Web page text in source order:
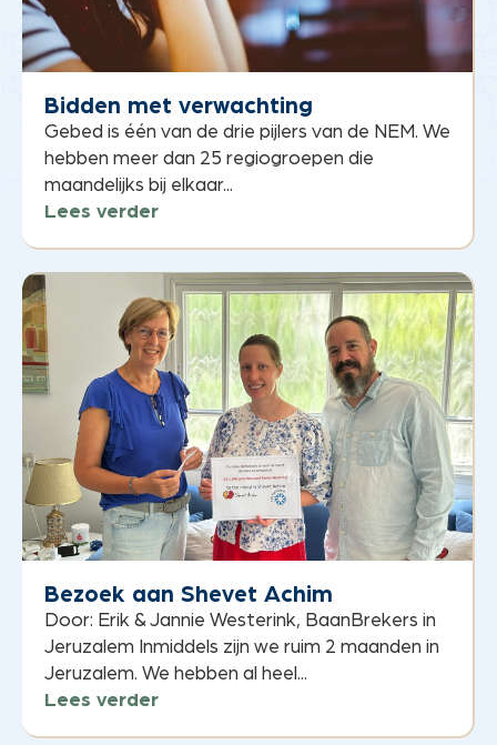
Bidden met verwachting
Gebed is één van de drie pijlers van de NEM. We
hebben meer dan 25 regiogroepen die
maandelijks bij elkaar...
Lees verder
Bezoek aan Shevet Achim
Door: Erik & Jannie Westerink, BaanBrekers in
Jeruzalem Inmiddels zijn we ruim 2 maanden in
Jeruzalem. We hebben al heel...
Lees verder